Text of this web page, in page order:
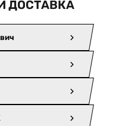
ДОСТАВКА